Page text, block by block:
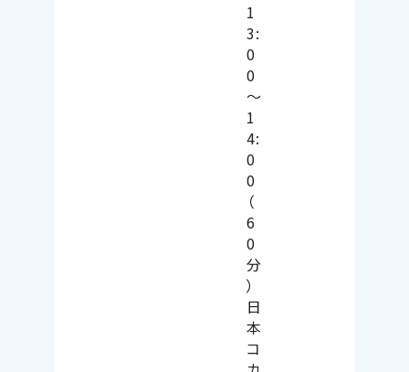
1
3:
0
0
～
1
4:
0
0
（
6
0
分
）
日
本
コ